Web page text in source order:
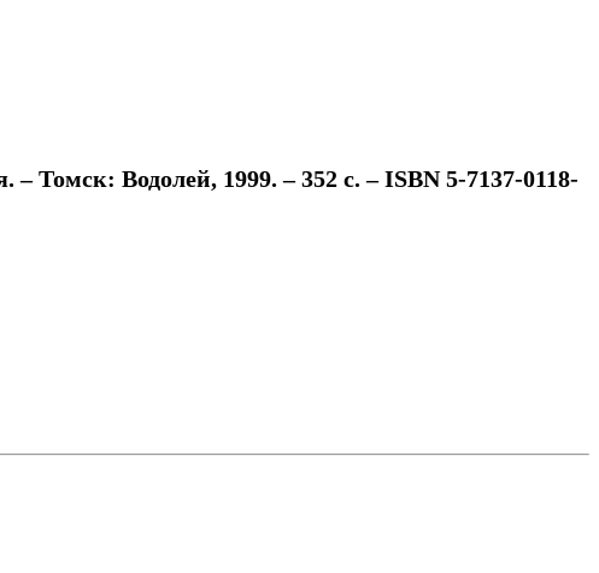
Томск: Водолей, 1999. – 352 с. – ISBN 5-7137-0118-